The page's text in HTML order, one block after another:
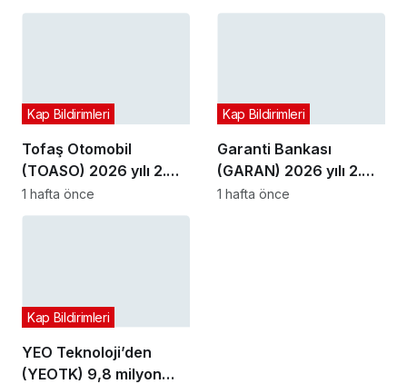
Tofaş Otomobil
(TOASO) 2026 yılı 2.
çeyrek bilançosunu
açıkladı
Kap Bildirimleri
1 hafta önce
Garanti Bankası
(GARAN) 2026 yılı 2.
çeyrek bilançosunu
Kap Bildirimleri
1 hafta önce
YEO Teknoloji’den
(YEOTK) 9,8 milyon
Kap Bildirimleri